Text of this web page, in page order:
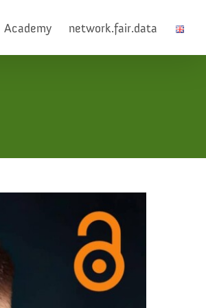
Academy network.fair.data